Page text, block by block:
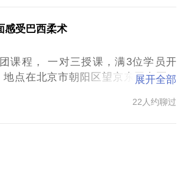
格斗圈，其中也有不少人就此开始训
，我可以帮助你（包括但不限于以下
格斗的各种疑惑，澄清关于武术格斗
练馆，确保你在习武之路上少走弯
去了解、学习的时候，又会发现有很
良莠不齐，不知道应该去哪一家；
本全是外国人，巴西柔术的术语又非
，上课听不懂；
巴西柔术有强烈的好奇，或者你已经
感受巴西柔术
团课程， 一对三授课，满3位学员开
点在北京市朝阳区望京东园七区7-
好者，看过UFC这样的世界顶级综合
期无限制格斗比赛中大杀四方，横扫
展开全部
22人约聊过